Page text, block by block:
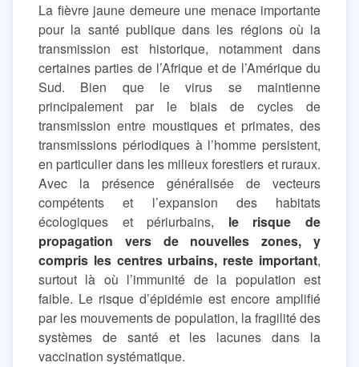
La fièvre jaune demeure une menace importante
pour la santé publique dans les régions où la
transmission est historique, notamment dans
certaines parties de l’Afrique et de l’Amérique du
Sud. Bien que le virus se maintienne
principalement par le biais de cycles de
transmission entre moustiques et primates, des
transmissions périodiques à l’homme persistent,
en particulier dans les milieux forestiers et ruraux.
Avec la présence généralisée de vecteurs
compétents et l’expansion des habitats
écologiques et périurbains, le risque de
propagation vers de nouvelles zones, y
compris les centres urbains, reste important,
surtout là où l’immunité de la population est
faible. Le risque d’épidémie est encore amplifié
par les mouvements de population, la fragilité des
systèmes de santé et les lacunes dans la
vaccination systématique.